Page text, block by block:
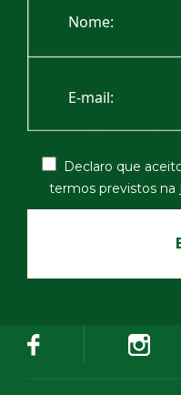
Declaro que
termos previstos na